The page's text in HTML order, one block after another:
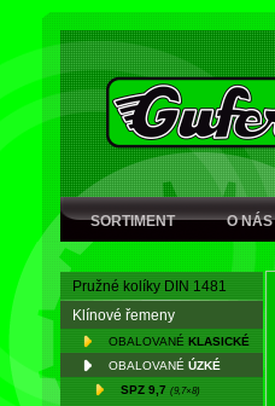
SORTIMENT O NÁS
Pružné kolíky DIN 1481
Klínové řemeny
OBALOVANÉ KLASICKÉ
OBALOVANÉ ÚZKÉ
SPZ 9,7 (9,7×8)